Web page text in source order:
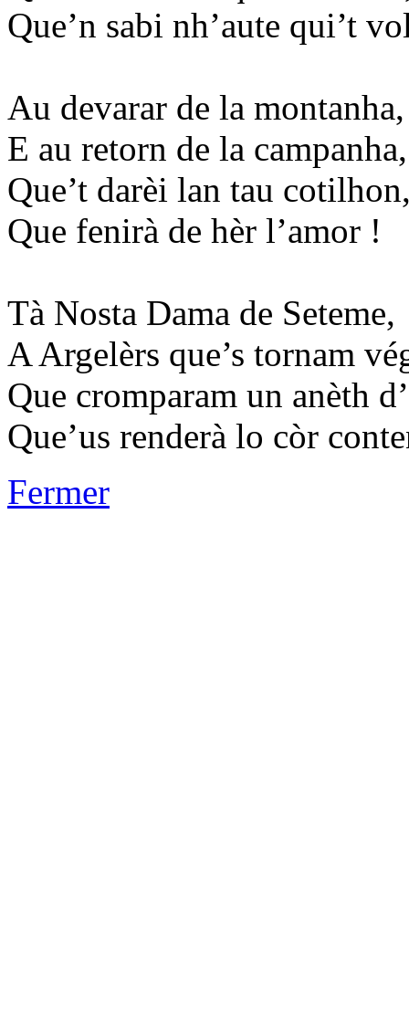
Que’n sabi nh’aute qui’t
Au devarar de la montanha,
E au retorn de la campanha,
Que’t darèi lan tau
Que fenirà de hèr l’amor !
Tà Nosta Dama de Seteme,
A Argelèrs que’s tornam
Que cromparam un anèth
Que’us renderà lo còr
Fermer